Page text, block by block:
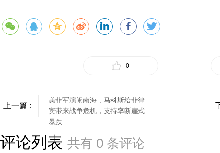
0
上一篇：
美菲军演闹南海，马科斯给菲律
宾带来战争危机，支持率断崖式
暴跌
评论列表 共有 0 条评论